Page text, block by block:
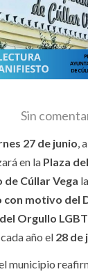
Sin
27 de junio,
en la Plaza del
Cúllar Vega la
con motivo del
Orgullo
año el 28 de
municipio